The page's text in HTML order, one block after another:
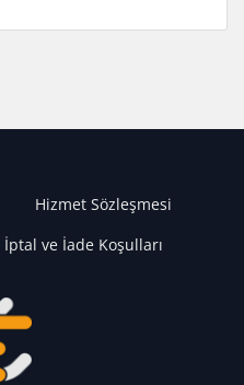
Hizmet Sözleşmesi
İptal ve İade Koşulları